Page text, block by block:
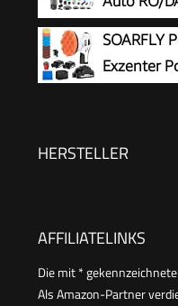
Auto
und
SOARFLY
Exzenter
Autodetailing,
HERSTELLER
AFFILIATELINKS
Die mit *
Als Amazon-Partner